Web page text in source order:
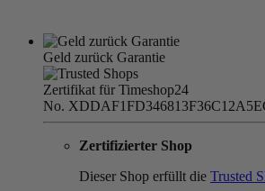
Geld zurück Garantie
Zertifikat für Timeshop24
No.
Zertifizierter Shop
Dieser Shop erfüllt die Trusted